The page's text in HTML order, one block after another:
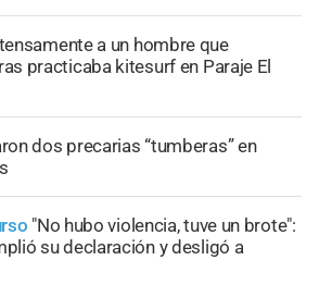
a un hombre que
practicaba kitesurf en Paraje El
dos precarias “tumberas” en
"No hubo violencia, tuve un brote":
su declaración y desligó a